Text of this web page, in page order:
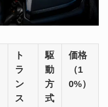
ト
ラ
ン
ス
駆
動
方
式
価格
（1
0%）